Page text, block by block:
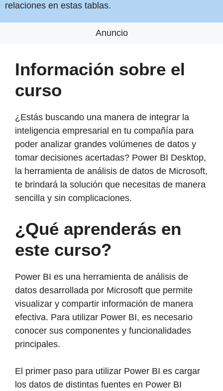
relaciones en estas tablas.
Anuncio
Información sobre el
curso
¿Estás buscando una manera de integrar la
inteligencia empresarial en tu compañía para
poder analizar grandes volúmenes de datos y
tomar decisiones acertadas? Power BI Desktop,
la herramienta de análisis de datos de Microsoft,
te brindará la solución que necesitas de manera
sencilla y sin complicaciones.
¿Qué aprenderás en
este curso?
Power BI es una herramienta de análisis de
datos desarrollada por Microsoft que permite
visualizar y compartir información de manera
efectiva. Para utilizar Power BI, es necesario
conocer sus componentes y funcionalidades
principales.
El primer paso para utilizar Power BI es cargar
los datos de distintas fuentes en Power BI